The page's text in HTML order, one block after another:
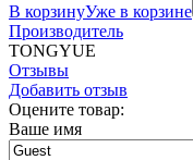
В корзинуУже в корзине
Производитель
TONGYUE
Отзывы
Добавить отзыв
Оцените товар:
Ваше имя